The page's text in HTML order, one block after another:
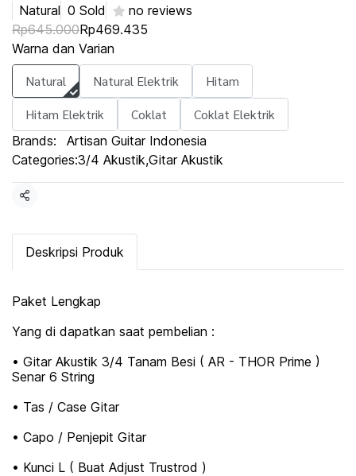
Natural 0 Sold
no reviews
Rp645.000Rp469.435
Warna dan Varian
Natural Natural Elektrik
Hitam
Hitam Elektrik
Coklat Coklat Elektrik
Brands:
Artisan Guitar Indonesia
Categories:3/4 Akustik,Gitar Akustik
Share
Deskripsi Produk
Paket Lengkap
Yang di dapatkan saat pembelian :
• Gitar Akustik 3/4 Tanam Besi ( AR - THOR Prime )
Senar 6 String
• Tas / Case Gitar
• Capo / Penjepit Gitar
• Kunci L ( Buat Adjust Trustrod )